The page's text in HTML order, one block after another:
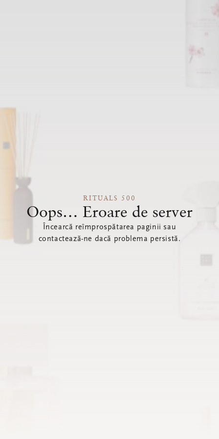
RITUALS 500
Oops… Eroare de server
Încearcă reîmprospătarea paginii sau
contactează-ne dacă problema persistă.